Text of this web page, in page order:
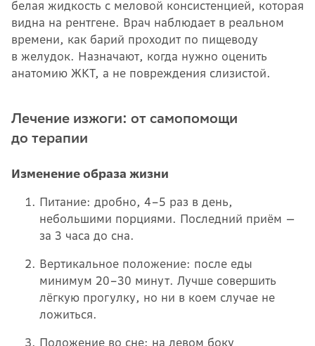
белая жидкость с меловой консистенцией, которая
видна на рентгене. Врач наблюдает в реальном
времени, как барий проходит по пищеводу
в желудок. Назначают, когда нужно оценить
анатомию ЖКТ, а не повреждения слизистой.
Лечение изжоги: от самопомощи
до терапии
Изменение образа жизни
Питание: дробно, 4–5 раз в день,
небольшими порциями. Последний приём —
за 3 часа до сна.
Вертикальное положение: после еды
минимум 20–30 минут. Лучше совершить
лёгкую прогулку, но ни в коем случае не
ложиться.
Положение во сне: на левом боку